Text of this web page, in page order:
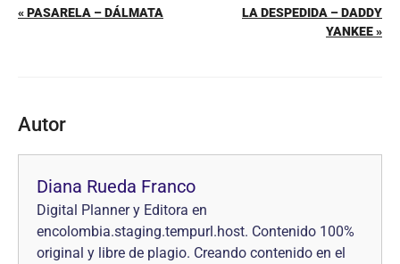
« PASARELA – DÁLMATA
LA DESPEDIDA – DADDY
YANKEE »
Autor
Diana Rueda Franco
Digital Planner y Editora en
encolombia.staging.tempurl.host. Contenido 100%
original y libre de plagio. Creando contenido en el